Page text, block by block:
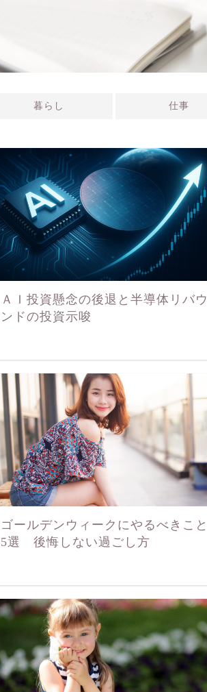
暮らし 仕事
ＡＩ投資懸念の後退と半導体リバウ
ンドの投資示唆
ゴールデンウィークにやるべきこと
5選 後悔しない過ごし方